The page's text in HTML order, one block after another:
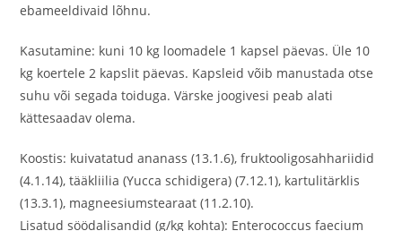
ebameeldivaid lõhnu.
Kasutamine: kuni 10 kg loomadele 1 kapsel päevas. Üle 10
kg koertele 2 kapslit päevas. Kapsleid võib manustada otse
suhu või segada toiduga. Värske joogivesi peab alati
kättesaadav olema.
Koostis: kuivatatud ananass (13.1.6), fruktooligosahhariidid
(4.1.14), tääkliilia (Yucca schidigera) (7.12.1), kartulitärklis
(13.3.1), magneesiumstearaat (11.2.10).
Lisatud söödalisandid (g/kg kohta): Enterococcus faecium